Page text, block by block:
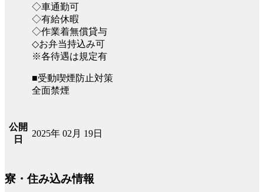
◇車通勤可
◇有給休暇
◇作業着無償貸与
◇お弁当持込み可
※各待遇は規定有
■受動喫煙防止対策
全面禁煙
公開
日
2025年 02月 19日
寮・住み込み情報